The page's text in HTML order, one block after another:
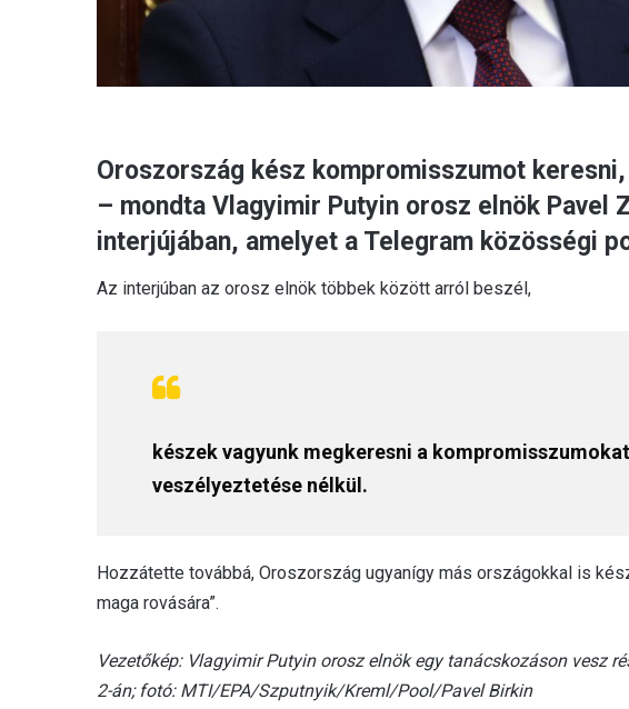
Oroszország kész kompromisszumot
– mondta Vlagyimir Putyin orosz elnök Pavel
interjújában, amelyet a Telegram közösségi
Az interjúban az orosz elnök többek között arról beszél,
készek vagyunk megkeresni a
veszélyeztetése nélkül.
Hozzátette továbbá, Oroszország ugyanígy más országokkal is
maga rovására”.
Vezetőkép: Vlagyimir Putyin orosz elnök egy tanácskozáson vesz
2-án; fotó: MTI/EPA/Szputnyik/Kreml/Pool/Pavel Birkin